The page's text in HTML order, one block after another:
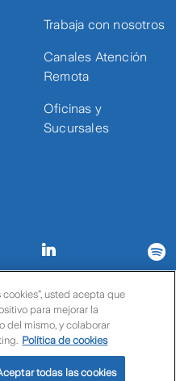
Trabaja con nosotros
Canales Atención
Remota
Oficinas y
Sucursales
Política de cookies
Cómo lo uso
Frecuentes
usted acepta que
para mejorar la
del mismo, y colaborar
Política de cookies
todas las cookies